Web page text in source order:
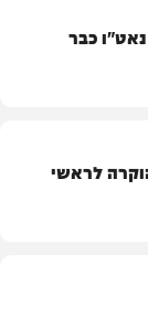
כבר
לראשי